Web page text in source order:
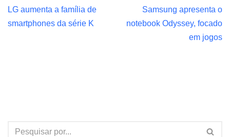
LG aumenta a família de
smartphones da série K
Samsung apresenta o
notebook Odyssey, focado
em jogos